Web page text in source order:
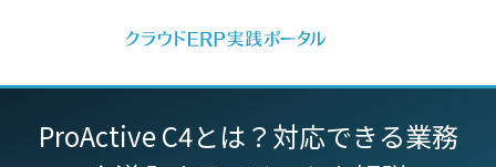
ProActive C4とは？ 対応できる業務